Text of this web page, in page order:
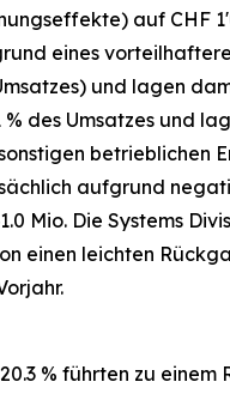
auf CHF
eines
und lagen
des Umsatzes und
betrieblichen
aufgrund
Mio. Die Systems
einen leichten
% führten zu einem